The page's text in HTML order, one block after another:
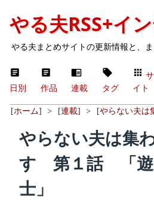
やる夫RSS+イ
やる夫まとめサイトの更新情報と、
日別 作品 連載 タグ
サ
イト
[ホーム] > [連載] > [やらない夫は
やらない夫は集
す 第１話 「遊
士」